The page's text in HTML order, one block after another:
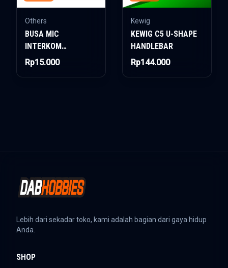
Others
BUSA MIC
INTERKOM
UNIVERSAL
Rp15.000
Kewig
KEWIG C5 U-SHAPE
HANDLEBAR
Rp144.000
Lebih dari sekadar toko, kami adalah bagian dari gaya hidup
Anda.
SHOP